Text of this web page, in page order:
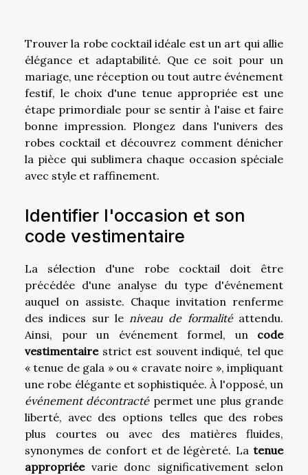
Trouver la robe cocktail idéale est un art qui allie
élégance et adaptabilité. Que ce soit pour un
mariage, une réception ou tout autre événement
festif, le choix d'une tenue appropriée est une
étape primordiale pour se sentir à l'aise et faire
bonne impression. Plongez dans l'univers des
robes cocktail et découvrez comment dénicher
la pièce qui sublimera chaque occasion spéciale
avec style et raffinement.
Identifier l'occasion et son
code vestimentaire
La sélection d'une robe cocktail doit être
précédée d'une analyse du type d'événement
auquel on assiste. Chaque invitation renferme
des indices sur leniveau de formalitéattendu.
Ainsi, pour un événement formel, un code
vestimentairestrict est souvent indiqué, tel que
« tenue de gala » ou « cravate noire », impliquant
une robe élégante et sophistiquée. À l'opposé, un
événement décontractépermet une plus grande
liberté, avec des options telles que des robes
plus courtes ou avec des matières fluides,
synonymes de confort et de légèreté. La tenue
appropriéevarie donc significativement selon